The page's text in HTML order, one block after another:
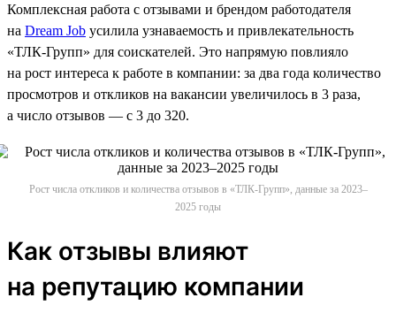
Комплексная работа с отзывами и брендом работодателя
на Dream Job усилила узнаваемость и привлекательность
«ТЛК-Групп» для соискателей. Это напрямую повлияло
на рост интереса к работе в компании: за два года количество
просмотров и откликов на вакансии увеличилось в 3 раза,
а число отзывов — с 3 до 320.
Рост числа откликов и количества отзывов в «ТЛК-Групп», данные за 2023–
2025 годы
Как отзывы влияют
на репутацию компании